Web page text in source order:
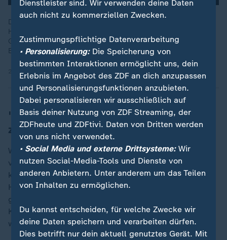
Die Regierung hat ihre Einigung bezüglich des
Heizungsgesetzes verkündet. Zukünftig können Öl- und
Gasheizungen weiter in Wohnhäusern verbaut werden - eine
Entscheidung, an der sich die Opposition stört.
25.02.2026 | 1:39 min
"Klimaschutz und Bezahlbarkeit
zusammengebracht"
WirtschaftsministerinKatherina Reiche(CDU) sprach
vom letzten Puzzlestück. Es werde im Heizungskeller
keine neuen Verbote geben. Bauministerin Verena
Hubertz (SPD) betonte, es sei ein wichtiger Knoten
gelöst worden. "Entscheidend ist für mich, dass
Klimaschutz und Bezahlbarkeit zusammengebracht
werden."
Dienstleister sind. Wir verwenden deine Daten
auch nicht zu kommerziellen Zwecken.
Zustimmungspflichtige Datenverarbeitung
• Personalisierung:Die Speicherung von
bestimmten Interaktionen ermöglicht uns, dein
Erlebnis im Angebot des ZDF an dich anzupassen
und Personalisierungsfunktionen anzubieten.
Dabei personalisieren wir ausschließlich auf
Basis deiner Nutzung von ZDF Streaming, der
ZDFheute und ZDFtivi. Daten von Dritten werden
von uns nicht verwendet.
• Social Media und externe Drittsysteme:Wir
nutzen Social-Media-Tools und Dienste von
anderen Anbietern. Unter anderem um das Teilen
von Inhalten zu ermöglichen.
Du kannst entscheiden, für welche Zwecke wir
deine Daten speichern und verarbeiten dürfen.
Dies betrifft nur dein aktuell genutztes Gerät. Mit